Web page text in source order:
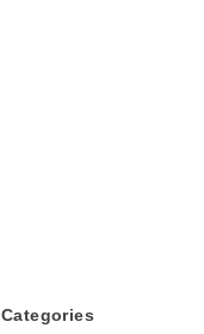
Categories